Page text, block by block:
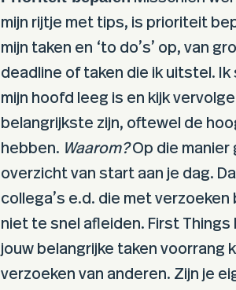
mijn rijtje met tips, is prioriteit
mijn taken en ‘to do’s’ op, van
deadline of taken die ik uitstel.
mijn hoofd leeg is en kijk
belangrijkste zijn, oftewel de
hebben. Waarom?Op die manier
overzicht van start aan je dag.
collega’s e.d. die met verzoeken
niet te snel afleiden. First Things
jouw belangrijke taken voorrang
verzoeken van anderen. Zijn je